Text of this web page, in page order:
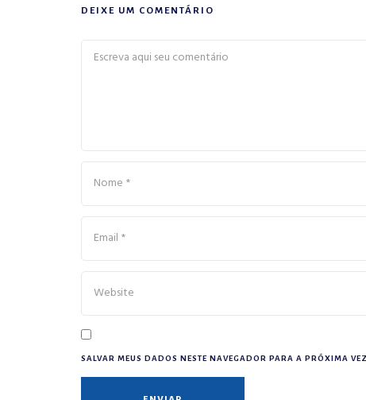
DEIXE UM COMENTÁRIO
SALVAR MEUS DADOS NESTE NAVEGADOR PARA A PRÓXIMA VEZ